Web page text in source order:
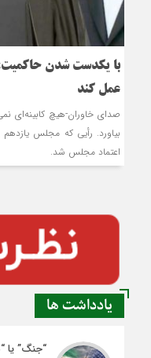
با یکدست شدن
عمل کند
صدای خاوران-هیچ کابینه‌ای
بیاورد. رأیی که مجلس
اعتماد مجلس شد.
یادداشت ها
“جنگ” یا